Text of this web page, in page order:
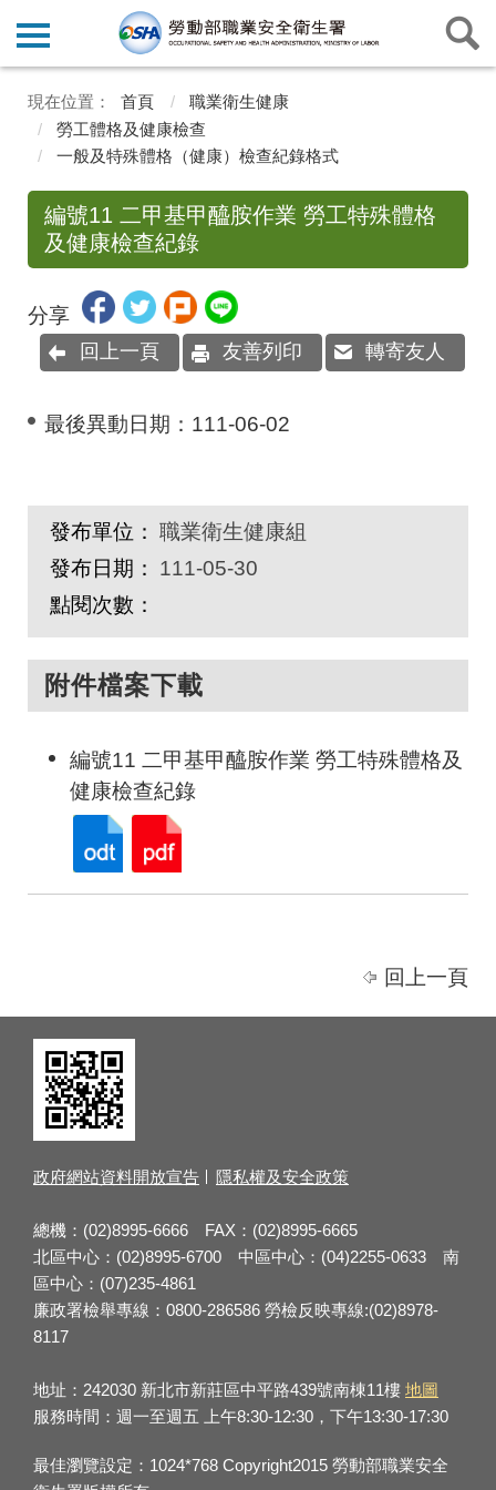
首頁
職業衛生健康
勞工體格及健康檢查
一般及特殊體格（健康）檢查紀錄格式
編號11 二甲基甲醯胺作業 勞工特殊體格
及健康檢查紀錄
分享
回上一頁 友善列印 轉寄友人
最後異動日期： 111-06-02
發布單位： 職業衛生健康組
發布日期：
111-05-30
點閱次數：
附件檔案下載
編號11 二甲基甲醯胺作業 勞工特殊體格及
健康檢查紀錄
回上一頁
政府網站資料開放宣告 隱私權及安全政策
總機：(02)8995-6666 FAX：(02)8995-6665
北區中心：(02)8995-6700 中區中心：(04)2255-0633 南
區中心：(07)235-4861
廉政署檢舉專線：0800-286586 勞檢反映專線:(02)8978-
8117
地址：242030 新北市新莊區中平路439號南棟11樓 地圖
服務時間：週一至週五 上午8:30-12:30，下午13:30-17:30
最佳瀏覽設定：1024*768 Copyright2015 勞動部職業安全